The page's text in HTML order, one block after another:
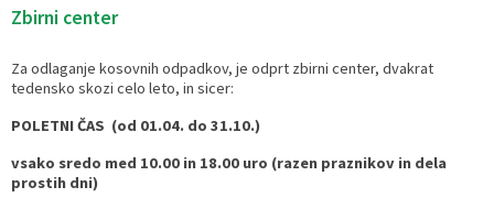
Zbirni center
Za odlaganje kosovnih odpadkov, je odprt zbirni center, dvakrat
tedensko skozi celo leto, in sicer:
POLETNI ČAS (od 01.04. do 31.10.)
vsako sredo med 10.00 in 18.00 uro (razen praznikov in dela
prostih dni)